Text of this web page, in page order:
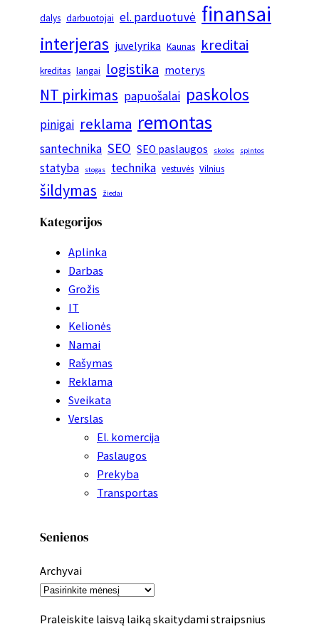
dalys darbuotojai el. parduotuvė finansai
interjeras juvelyrika Kaunas kreditai
kreditas langai logistika moterys
NT pirkimas papuošalai paskolos
pinigai reklama remontas
santechnika SEO SEO paslaugos skolos spintos
statyba stogas technika vestuvės Vilnius
šildymas žiedai
Kategorijos
Aplinka
Darbas
Grožis
IT
Kelionės
Namai
Rašymas
Reklama
Sveikata
Verslas
El. komercija
Paslaugos
Prekyba
Transportas
Senienos
Archyvai
Praleiskite laisvą laiką skaitydami straipsnius